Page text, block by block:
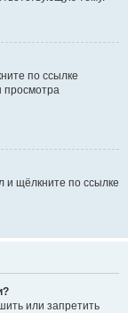
по ссылке
просмотра
и щёлкните по ссылке
или запретить